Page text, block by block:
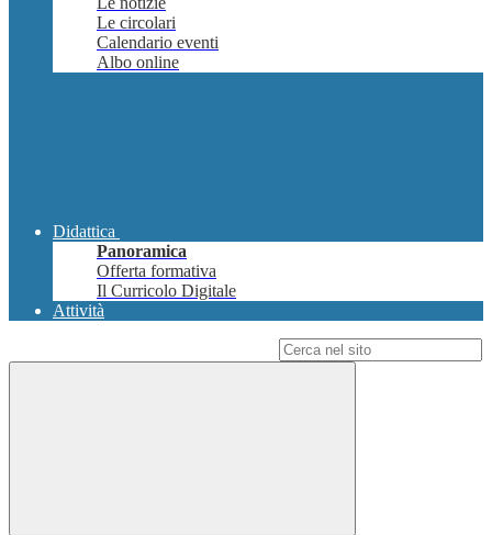
Le circolari
Calendario eventi
Albo online
Didattica
Panoramica
Offerta formativa
Il Curricolo Digitale
Attività